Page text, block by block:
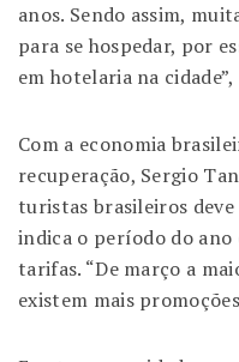
anos. Sendo assim,
para se hospedar, por
em hotelaria na
Com a economia
recuperação, Sergio
turistas brasileiros deve
indica o período do ano
tarifas. “De março a
existem mais